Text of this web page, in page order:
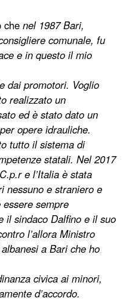
che nel 1987 Bari,
comunale, fu
e in questo il mio
dai promotori. Voglio
realizzato un
ed è stato dato un
opere idrauliche.
tutto il sistema di
statali. Nel 2017
e l’Italia è stata
nessuno e straniero e
sempre
il sindaco Dalfino e il suo
l’allora Ministro
a Bari che ho
civica ai minori,
d’accordo.